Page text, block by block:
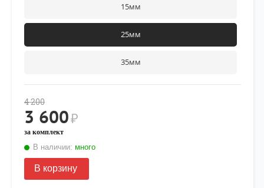
15мм
25мм
35мм
4 200
3 600₽
за комплект
В наличии: много
В корзину